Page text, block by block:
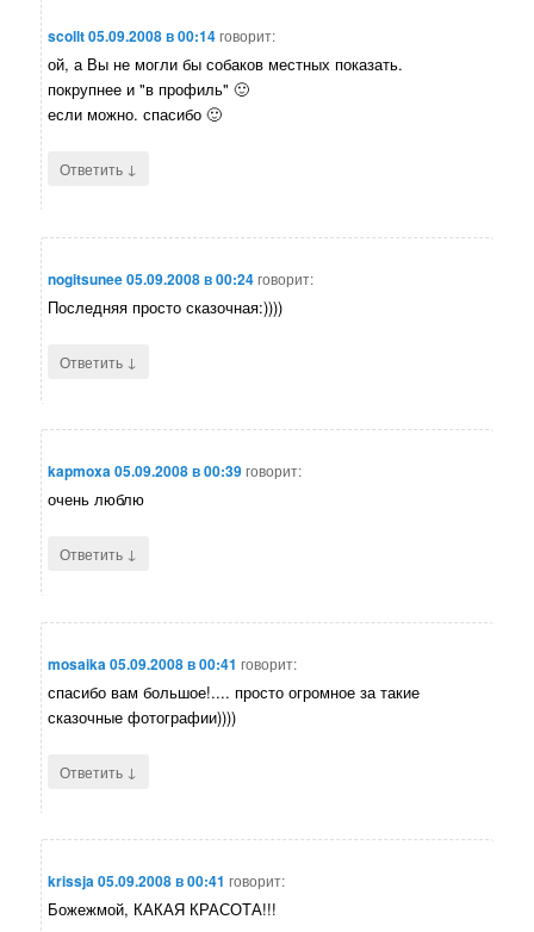
scollt05.09.2008 в 00:14говорит:
ой, а Вы не могли бы собаков местных показать.
покрупнее и "в профиль" 🙂
если можно. спасибо 🙂
Ответить ↓
nogitsunee05.09.2008 в 00:24говорит:
Последняя просто сказочная:))))
Ответить ↓
kapmoxa05.09.2008 в 00:39говорит:
очень люблю
Ответить ↓
mosaika05.09.2008 в 00:41 говорит:
спасибо вам большое!.... просто огромное за такие
сказочные фотографии))))
Ответить ↓
krissja05.09.2008 в 00:41 говорит:
Божежмой, КАКАЯ КРАСОТА!!!